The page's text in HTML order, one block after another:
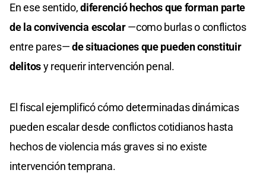
En ese sentido,diferenció hechos que forman parte
de la convivencia escolar—como burlas o conflictos
entre pares—de situaciones que pueden constituir
delitosy requerir intervención penal.
El fiscal ejemplificó cómo determinadas dinámicas
pueden escalar desde conflictos cotidianos hasta
hechos de violencia más graves si no existe
intervención temprana.